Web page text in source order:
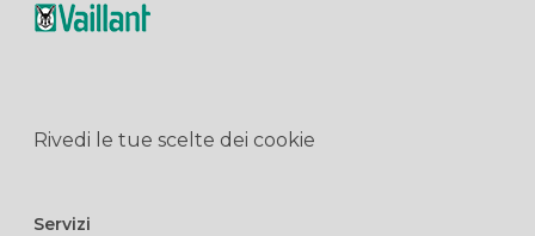
Rivedi le tue scelte dei cookie
Servizi